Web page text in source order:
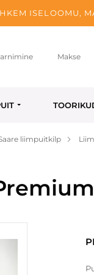
ISELOOMU,
Makse
liimpuitkilp